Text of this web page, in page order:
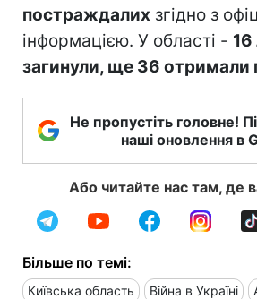
постраждалих згідно з
інформацією. У області -
загинули, ще 36 отримали
Не пропустіть головне!
наші оновлення в
Або читайте нас там, де
Більше по темі:
Київська область Війна в Україні